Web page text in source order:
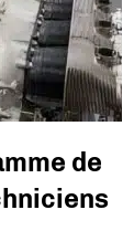
de